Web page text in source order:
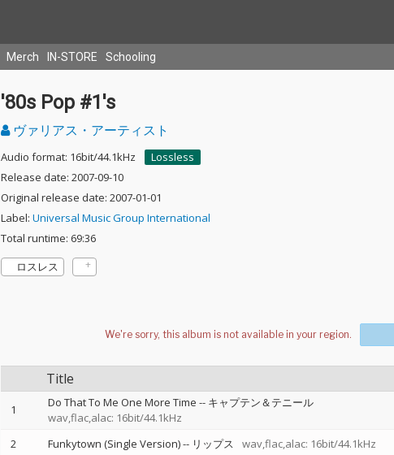
Merch IN-STORE Schooling
'80s Pop #1's
ヴァリアス・アーティスト
Audio format: 16bit/44.1kHz
Lossless
Release date: 2007-09-10
Original release date: 2007-01-01
Label: Universal Music Group International
Total runtime: 69:36
ロスレス
Title
1 Do That To Me One More Time -- キャプテン＆テニール
wav,flac,alac: 16bit/44.1kHz
2 Funkytown (Single Version)-- リップス wav,flac,alac: 16bit/44.1kHz